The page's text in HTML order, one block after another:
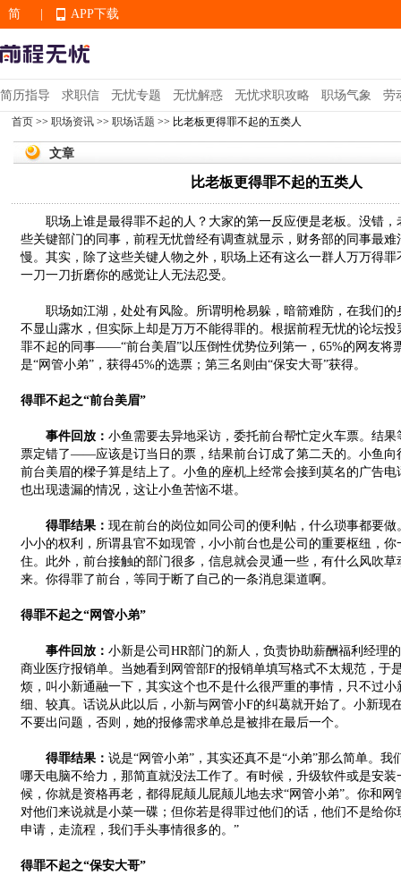
简
EN
APP下载
APP下载
简历指导 求职信 无忧专题 无忧解惑 无忧求职攻略 职场气象 劳
首页 >> 职场资讯 >> 职场话题 >> 比老板更得罪不起的五类人
文章
比老板更得罪不起的五类人
职场上谁是最得罪不起的人？大家的第一反应便是老板。没错，
些关键部门的同事，前程无忧曾经有调查就显示，财务部的同事最
慢。其实，除了这些关键人物之外，职场上还有这么一群人万万得
一刀一刀折磨你的感觉让人无法忍受。
职场如江湖，处处有风险。所谓明枪易躲，暗箭难防，在我们的
不显山露水，但实际上却是万万不能得罪的。根据前程无忧的论坛
罪不起的同事——“前台美眉”以压倒性优势位列第一，65%的网友将
是“网管小弟”，获得45%的选票；第三名则由“保安大哥”获得。
得罪不起之“前台美眉”
事件回放： 小鱼需要去异地采访，委托前台帮忙定火车票。结
票定错了——应该是订当日的票，结果前台订成了第二天的。小鱼向
前台美眉的樑子算是结上了。小鱼的座机上经常会接到莫名的广告
也出现遗漏的情况，这让小鱼苦恼不堪。
得罪结果： 现在前台的岗位如同公司的便利帖，什么琐事都要
小小的权利，所谓县官不如现管，小小前台也是公司的重要枢纽，
住。此外，前台接触的部门很多，信息就会灵通一些，有什么风吹
来。你得罪了前台，等同于断了自己的一条消息渠道啊。
得罪不起之“网管小弟”
事件回放： 小新是公司HR部门的新人，负责协助薪酬福利经理
商业医疗报销单。当她看到网管部F的报销单填写格式不太规范，于
烦，叫小新通融一下，其实这个也不是什么很严重的事情，只不过
细、较真。话说从此以后，小新与网管小F的纠葛就开始了。小新现
不要出问题，否则，她的报修需求单总是被排在最后一个。
得罪结果： 说是“网管小弟”，其实还真不是“小弟”那么简单。
哪天电脑不给力，那简直就没法工作了。有时候，升级软件或是安
候，你就是资格再老，都得屁颠儿屁颠儿地去求“网管小弟”。你和
对他们来说就是小菜一碟；但你若是得罪过他们的话，他们不是给
申请，走流程，我们手头事情很多的。”
得罪不起之“保安大哥”